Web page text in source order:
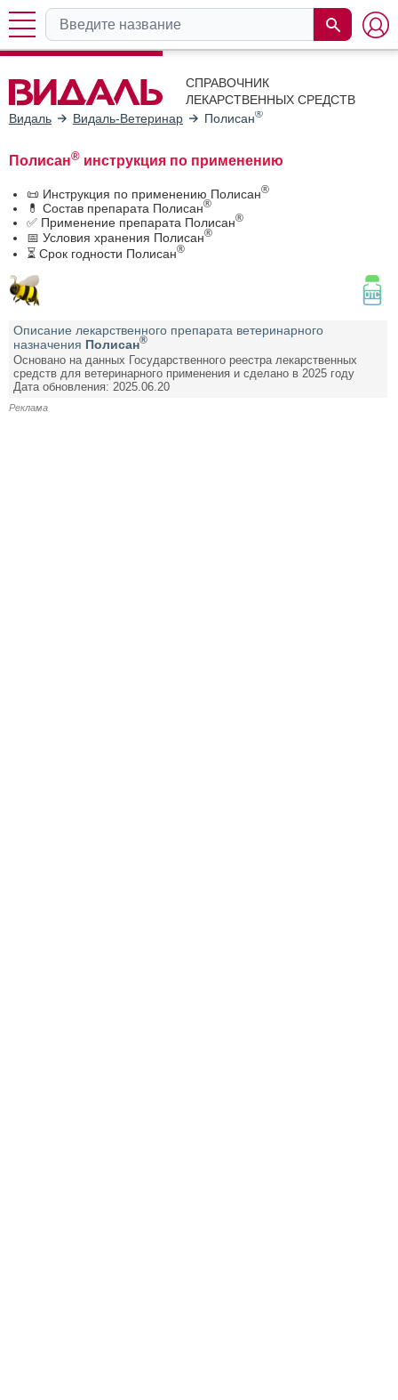
СПРАВОЧНИК
ЛЕКАРСТВЕННЫХ СРЕДСТВ
Видаль
Видаль-Ветеринар Полисан®
Полисан® инструкция по применению
📜 Инструкция по применению Полисан®
💊 Состав препарата Полисан®
✅ Применение препарата Полисан®
📅 Условия хранения Полисан®
⏳ Срок годности Полисан®
Описание лекарственного препарата ветеринарного
назначения Полисан®
Основано на данных Государственного реестра лекарственных
средств для ветеринарного применения и сделано в 2025 году
Дата обновления: 2025.06.20
Реклама